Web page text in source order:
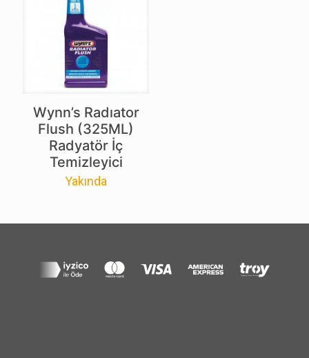
Wynn’s Radıator
Flush (325ML)
Radyatör İç
Temizleyici
Yakında